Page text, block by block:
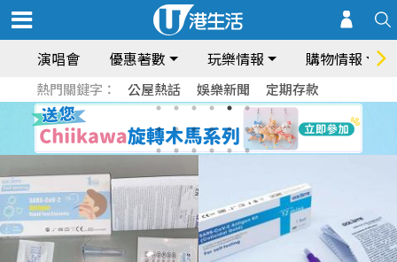
演唱會 優惠著數 玩樂情報 購物情報
熱門關鍵字： 公屋熱話 娛樂新聞 定期存款